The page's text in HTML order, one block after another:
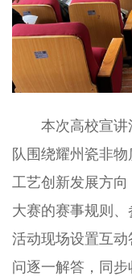
本次高校宣讲
队围绕耀州瓷非
工艺创新发展方
大赛的赛事规则、
活动现场设置互
问逐一解答，同